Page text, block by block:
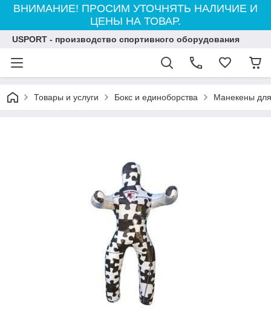
ВНИМАНИЕ! ПРОСИМ УТОЧНЯТЬ НАЛИЧИЕ И
ЦЕНЫ НА ТОВАР.
USPORT - производство спортивного оборудования
Товары и услуги Бокс и единоборства Манекены